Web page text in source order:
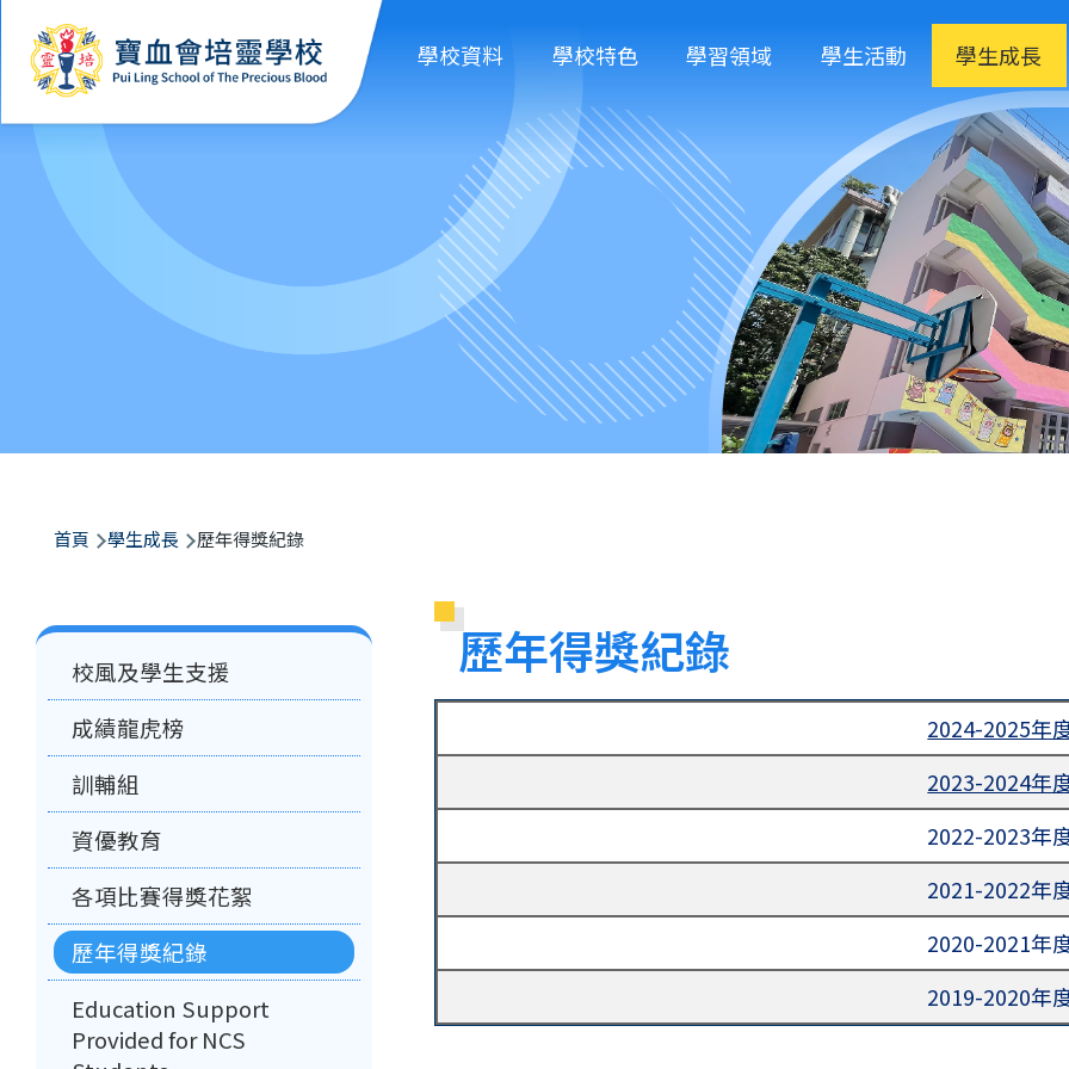
移至主內容
學校資料 學校特色 學習領域 學生活動 學生成長
航
結
首頁 學生成長 歷年得獎紀錄
歷年得獎紀錄
2024-2025年
2023-2024年
2022-2023年
2021-2022年
2020-2021年
2019-2020年
Main
navigation
校風及學生支援
成績龍虎榜
訓輔組
資優教育
各項比賽得獎花絮
歷年得獎紀錄
Education Support
Provided for NCS